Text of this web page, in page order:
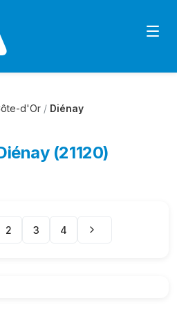
d'Or / Diénay
(21120)
2 3 4